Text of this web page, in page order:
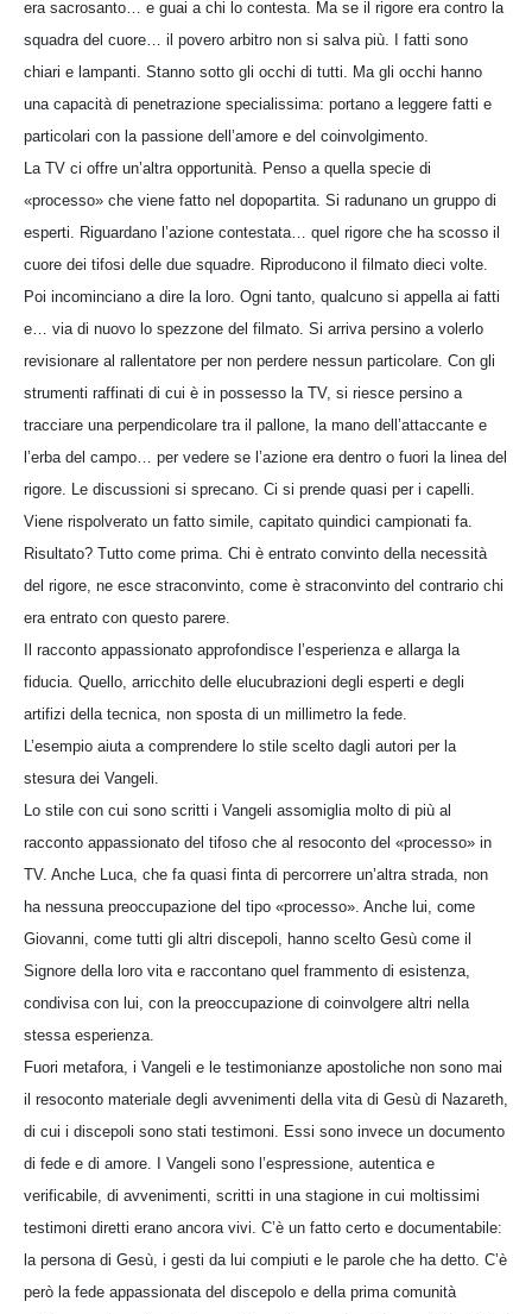
era sacrosanto… e guai a chi lo contesta. Ma se il rigore era contro la
squadra del cuore… il povero arbitro non si salva più. I fatti sono
chiari e lampanti. Stanno sotto gli occhi di tutti. Ma gli occhi hanno
una capacità di penetrazione specialissima: portano a leggere fatti e
particolari con la passione dell’amore e del coinvolgimento.
La TV ci offre un’altra opportunità. Penso a quella specie di
«processo» che viene fatto nel dopopartita. Si radunano un gruppo di
esperti. Riguardano l’azione contestata… quel rigore che ha scosso il
cuore dei tifosi delle due squadre. Riproducono il filmato dieci volte.
Poi incominciano a dire la loro. Ogni tanto, qualcuno si appella ai fatti
e… via di nuovo lo spezzone del filmato. Si arriva persino a volerlo
revisionare al rallentatore per non perdere nessun particolare. Con gli
strumenti raffinati di cui è in possesso la TV, si riesce persino a
tracciare una perpendicolare tra il pallone, la mano dell’attaccante e
l’erba del campo… per vedere se l’azione era dentro o fuori la linea del
rigore. Le discussioni si sprecano. Ci si prende quasi per i capelli.
Viene rispolverato un fatto simile, capitato quindici campionati fa.
Risultato? Tutto come prima. Chi è entrato convinto della necessità
del rigore, ne esce straconvinto, come è straconvinto del contrario chi
era entrato con questo parere.
Il racconto appassionato approfondisce l’esperienza e allarga la
fiducia. Quello, arricchito delle elucubrazioni degli esperti e degli
artifizi della tecnica, non sposta di un millimetro la fede.
L’esempio aiuta a comprendere lo stile scelto dagli autori per la
stesura dei Vangeli.
Lo stile con cui sono scritti i Vangeli assomiglia molto di più al
racconto appassionato del tifoso che al resoconto del «processo» in
TV. Anche Luca, che fa quasi finta di percorrere un’altra strada, non
ha nessuna preoccupazione del tipo «processo». Anche lui, come
Giovanni, come tutti gli altri discepoli, hanno scelto Gesù come il
Signore della loro vita e raccontano quel frammento di esistenza,
condivisa con lui, con la preoccupazione di coinvolgere altri nella
stessa esperienza.
Fuori metafora, i Vangeli e le testimonianze apostoliche non sono mai
il resoconto materiale degli avvenimenti della vita di Gesù di Nazareth,
di cui i discepoli sono stati testimoni. Essi sono invece un documento
di fede e di amore. I Vangeli sono l’espressione, autentica e
verificabile, di avvenimenti, scritti in una stagione in cui moltissimi
testimoni diretti erano ancora vivi. C’è un fatto certo e documentabile:
la persona di Gesù, i gesti da lui compiuti e le parole che ha detto. C’è
però la fede appassionata del discepolo e della prima comunità